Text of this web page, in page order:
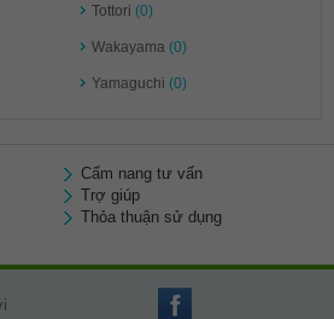
Tottori (0)
Wakayama (0)
Yamaguchi (0)
Cẩm nang tư vấn
Trợ giúp
Thỏa thuận sử dụng